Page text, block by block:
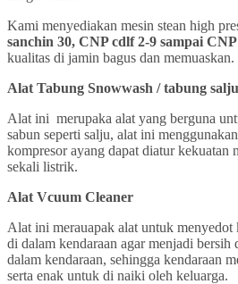
Kami menyediakan mesin stean high
sanchin 30, CNP cdlf 2-9 sampai
kualitas di jamin bagus dan memuaskan.
Alat Tabung Snowwash / tabung salju
Alat ini merupaka alat yang berguna
sabun seperti salju, alat ini
kompresor ayang dapat diatur kekuatan
sekali listrik.
Alat Vcuum Cleaner
Alat ini merauapak alat untuk menyedot
di dalam kendaraan agar menjadi bersih
dalam kendaraan, sehingga kendaraan
serta enak untuk di naiki oleh keluarga.